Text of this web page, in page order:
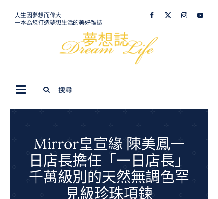
人生因夢想而偉大
一本為您打造夢想生活的美好雜誌
Toggle
Navigation
購屋指南
Mirror皇宣緣 陳美鳳一
日店長擔任「一日店長」
千萬級別的天然無調色罕
見級珍珠項鍊